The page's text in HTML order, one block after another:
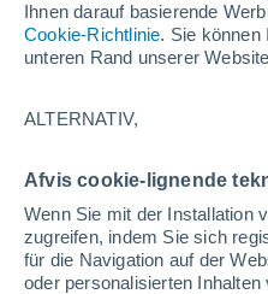
Ihnen darauf basierende
Cookie-Richtlinie. Sie können
unteren Rand unserer
ALTERNATIV,
Afvis cookie-lignende
Wenn Sie mit der Installation
zugreifen, indem Sie sich
für die Navigation auf der
oder personalisierten
Straßburg
Nancy
Luxemburg
Saarbrücken